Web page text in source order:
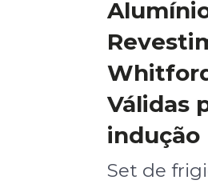
Válidas
indução
Set de